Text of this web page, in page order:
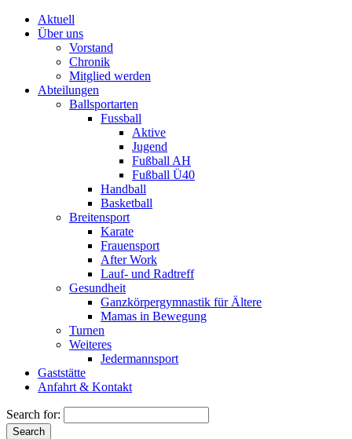
Aktuell
Über uns
Vorstand
Chronik
Mitglied werden
Abteilungen
Ballsportarten
Fussball
Aktive
Jugend
Fußball AH
Fußball Ü40
Handball
Basketball
Breitensport
Karate
Frauensport
After Work
Lauf- und Radtreff
Gesundheit
Ganzkörpergymnastik für Ältere
Mamas in Bewegung
Turnen
Weiteres
Jedermannsport
Gaststätte
Anfahrt & Kontakt
Search for: